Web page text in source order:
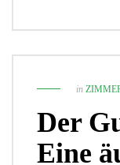
in
Der
Eine